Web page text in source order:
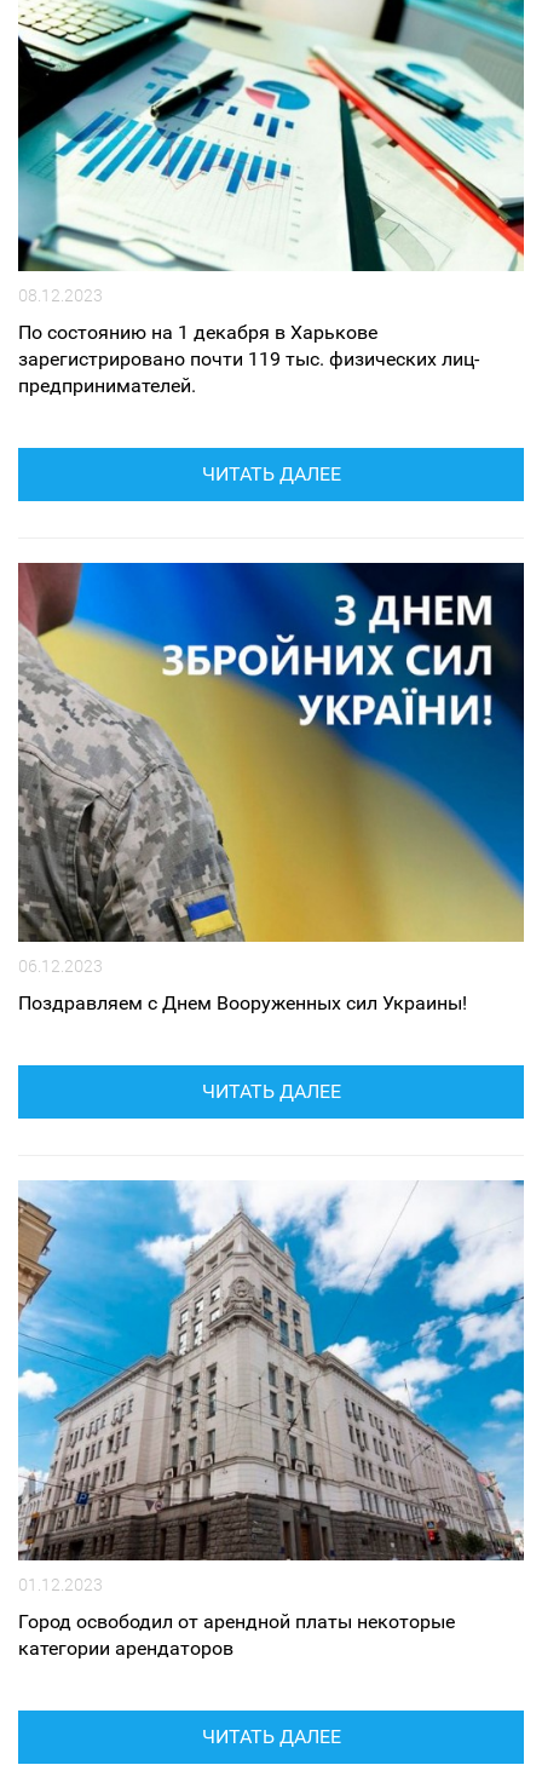
08.12.2023
По состоянию на 1 декабря в Харькове
зарегистрировано почти 119 тыс. физических лиц-
предпринимателей.
ЧИТАТЬ ДАЛЕЕ
06.12.2023
Поздравляем с Днем Вооруженных сил Украины!
ЧИТАТЬ ДАЛЕЕ
01.12.2023
Город освободил от арендной платы некоторые
категории арендаторов
ЧИТАТЬ ДАЛЕЕ